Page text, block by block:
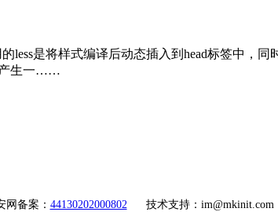
是将样式编译后动态插入到head标签中，同
产生一……
网备案： 44130202000802 技术支持：im@mkinit.com